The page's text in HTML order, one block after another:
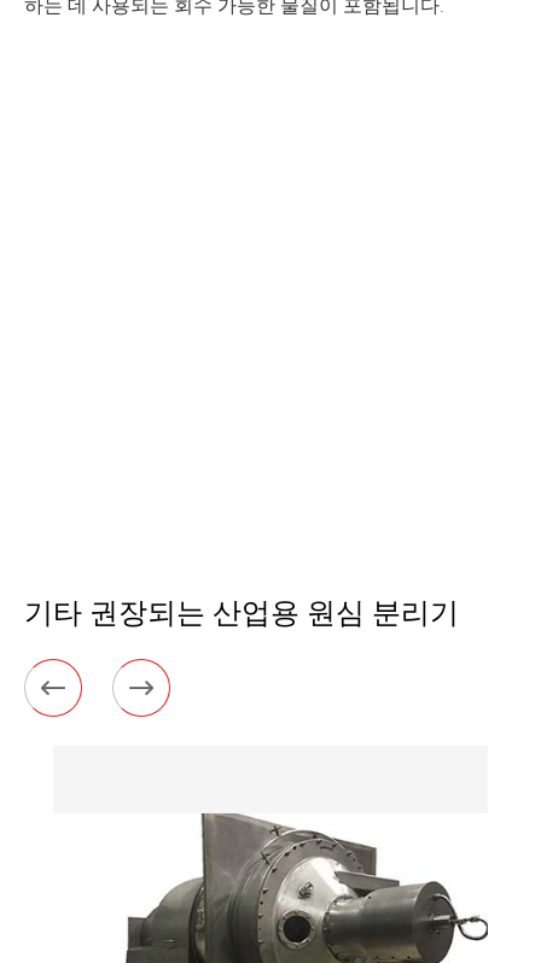
하는 데 사용되는 회수 가능한 물질이 포함됩니다.
기타 권장되는 산업용 원심 분리기
 